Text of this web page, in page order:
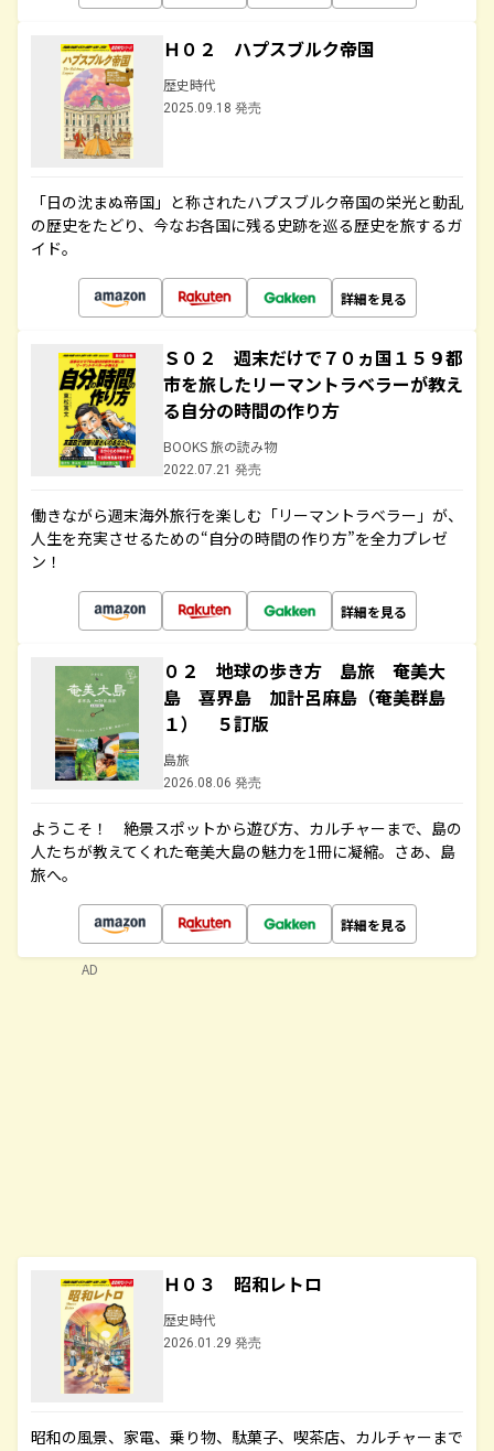
Ｈ０２ ハプスブルク帝国
歴史時代
2025.09.18 発売
「日の沈まぬ帝国」と称されたハプスブルク帝国の栄光と動乱
の歴史をたどり、今なお各国に残る史跡を巡る歴史を旅するガ
イド。
詳細を見る
Ｓ０２ 週末だけで７０ヵ国１５９都
市を旅したリーマントラベラーが教え
る自分の時間の作り方
BOOKS 旅の読み物
2022.07.21 発売
働きながら週末海外旅行を楽しむ「リーマントラベラー」が、
人生を充実させるための“自分の時間の作り方”を全力プレゼ
ン！
詳細を見る
０２ 地球の歩き方 島旅 奄美大
島 喜界島 加計呂麻島（奄美群島
１） ５訂版
島旅
2026.08.06 発売
ようこそ！ 絶景スポットから遊び方、カルチャーまで、島の
人たちが教えてくれた奄美大島の魅力を1冊に凝縮。さあ、島
旅へ。
詳細を見る
Ｈ０３ 昭和レトロ
歴史時代
2026.01.29 発売
昭和の風景、家電、乗り物、駄菓子、喫茶店、カルチャーまで
AD